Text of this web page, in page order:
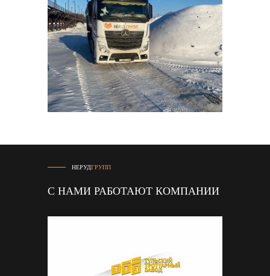
НЕРУДГРУПП
С НАМИ РАБОТАЮТ КОМПАНИИ